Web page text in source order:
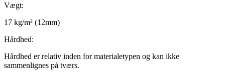
Vægt:
17 kg/m² (12mm)
Hårdhed:
Hårdhed er relativ inden for materialetypen og kan ikke
sammenlignes på tværs.